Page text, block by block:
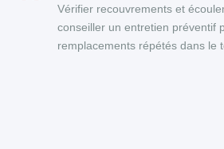
Vérifier recouvrements et
conseiller un entretien préventif
remplacements répétés dans le